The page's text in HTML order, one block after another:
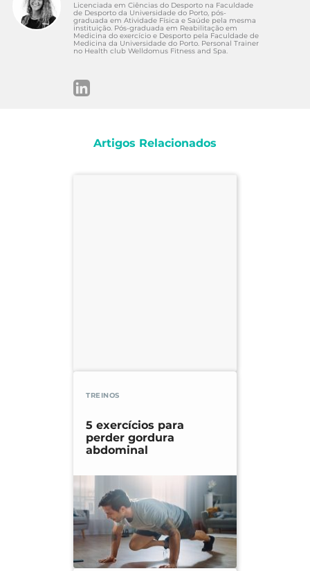
Licenciada em Ciências do Desporto na Faculdade
de Desporto da Universidade do Porto, pós-
graduada em Atividade Física e Saúde pela mesma
instituição. Pós-graduada em Reabilitação em
Medicina do exercício e Desporto pela Faculdade de
Medicina da Universidade do Porto. Personal Trainer
no Health club Welldomus Fitness and Spa.
Artigos Relacionados
TREINOS
5 exercícios para
perder gordura
abdominal